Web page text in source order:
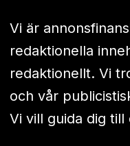
Vi är
redaktionella
redaktionellt. Vi
och vår
Vi vill guida dig